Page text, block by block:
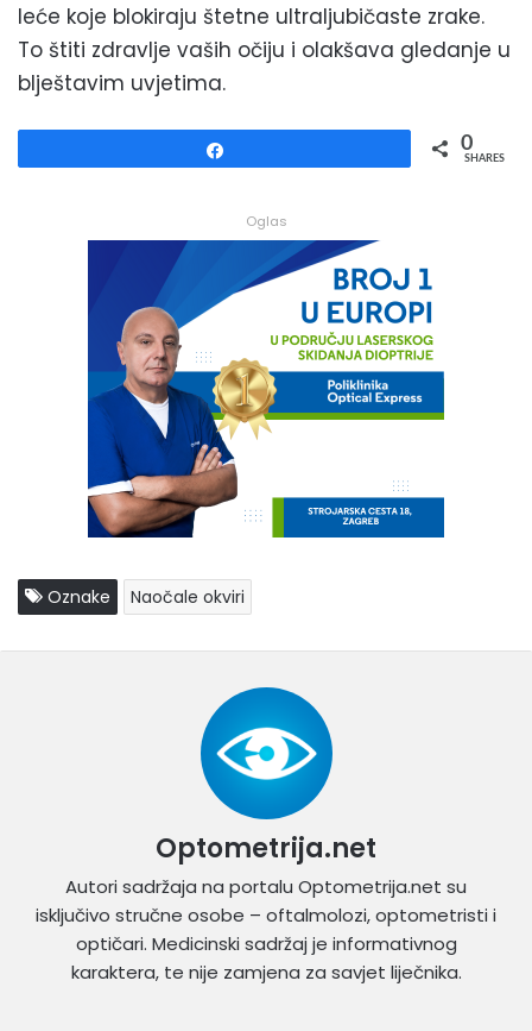
leće koje blokiraju štetne ultraljubičaste zrake.
To štiti zdravlje vaših očiju i olakšava gledanje u
blještavim uvjetima.
0
SHARES
Oglas
Oznake Naočale okviri
Optometrija.net
Autori sadržaja na portalu Optometrija.net su
isključivo stručne osobe – oftalmolozi, optometristi i
optičari. Medicinski sadržaj je informativnog
karaktera, te nije zamjena za savjet liječnika.